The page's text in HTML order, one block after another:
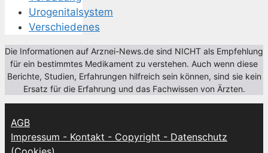
Urogenitalsystem
Verschiedenes
Die Informationen auf Arznei-News.de sind NICHT als Empfehlung
für ein bestimmtes Medikament zu verstehen. Auch wenn diese
Berichte, Studien, Erfahrungen hilfreich sein können, sind sie kein
Ersatz für die Erfahrung und das Fachwissen von Ärzten.
AGB
Impressum - Kontakt - Copyright - Datenschutz